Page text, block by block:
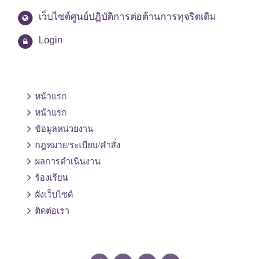
เว็บไซต์ศูนย์ปฏิบัติการต่อต้านการทุจริตเดิม
Login
หน้าแรก
หน้าแรก
ข้อมูลหน่วยงาน
กฎหมาย/ระเบียบ/คำสั่ง
ผลการดำเนินงาน
ร้องเรียน
ผังเว็บไซต์
ติดต่อเรา